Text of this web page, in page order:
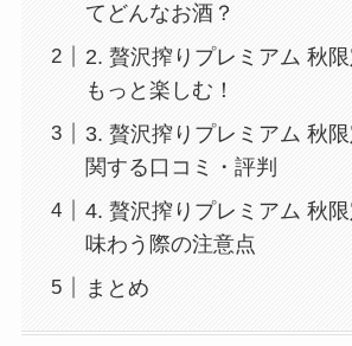
てどんなお酒？
2. 贅沢搾りプレミアム 秋
もっと楽しむ！
3. 贅沢搾りプレミアム 秋
関する口コミ・評判
4. 贅沢搾りプレミアム 秋
味わう際の注意点
まとめ